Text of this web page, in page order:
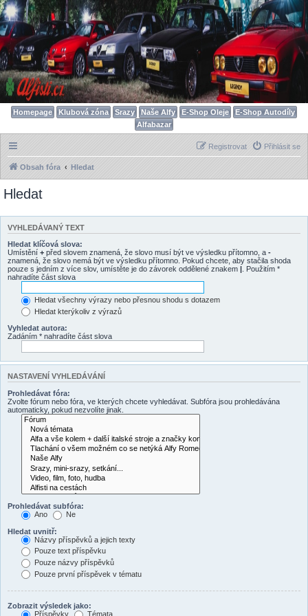
Homepage Klubová zóna Srazy Naše Alfy E-Shop Oleje
E-Shop Autodíly
Alfabazar
Přihlásit se
Registrovat
Obsah fóra Hledat
Hledat
VYHLEDÁVANÝ TEXT
Hledat klíčová slova:
Umístění + před slovem znamená, že slovo musí být ve výsledku přítomno, a -
znamená, že slovo nemá být ve výsledku přítomno. Pokud chcete, aby stačila shoda
pouze s jedním z více slov, umístěte je do závorek oddělené znakem | . Použitím *
nahradíte část slova
Hledat všechny výrazy nebo přesnou shodu s dotazem
Hledat kterýkoliv z výrazů
Vyhledat autora:
Zadáním * nahradíte část slova
NASTAVENÍ VYHLEDÁVÁNÍ
Prohledávat fóra:
Zvolte fórum nebo fóra, ve kterých chcete vyhledávat. Subfóra jsou prohledávána
automaticky, pokud nezvolíte jinak.
Prohledávat subfóra:
Ano
Ne
Hledat uvnitř:
Názvy příspěvků a jejich texty
Pouze text příspěvku
Pouze názvy příspěvků
Pouze první příspěvek v tématu
Zobrazit výsledek jako:
Příspěvky
Témata